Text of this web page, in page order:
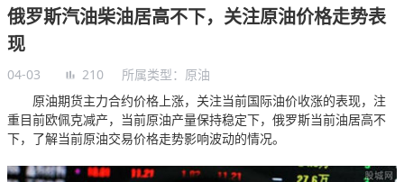
俄罗斯汽油柴油居高不下，关注原油价格走势表
现
04-03 210 所属类型： 原油
原油期货主力合约价格上涨，关注当前国际油价收涨的表现，注
重目前欧佩克减产，当前原油产量保持稳定下，俄罗斯当前油居高不
下，了解当前原油交易价格走势影响波动的情况。